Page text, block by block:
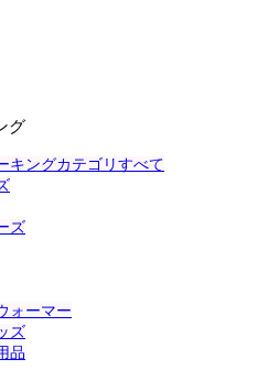
グ
キングカテゴリすべて
ズ
ォーマー
ズ
品